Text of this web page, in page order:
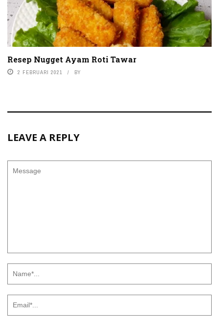
Resep Nugget Ayam Roti Tawar
2 FEBRUARI 2021 BY
LEAVE A REPLY